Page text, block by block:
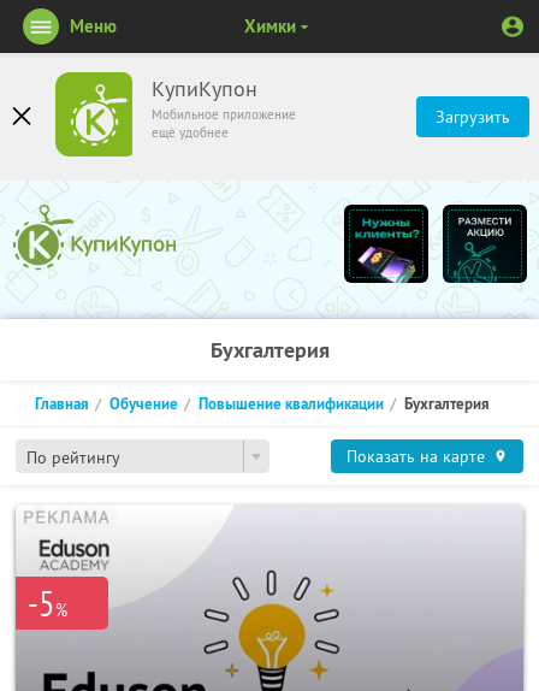
КупиКупон
Мобильное приложение
ещё удобнее
Загрузить
Меню Химки
Бухгалтерия
По рейтингу
Главная Обучение Повышение квалификации Бухгалтерия
Показать на карте
-5%